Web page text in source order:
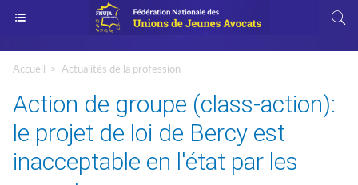
Accueil > Actualités de la profession
Action de groupe (class-action):
le projet de loi de Bercy est
inacceptable en l'état par les